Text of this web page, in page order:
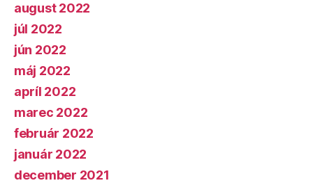
august 2022
júl 2022
jún 2022
máj 2022
apríl 2022
marec 2022
február 2022
január 2022
december 2021